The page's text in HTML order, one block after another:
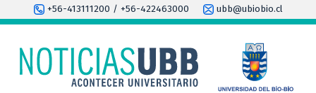
+56-413111200 / +56-422463000 ubb@ubiobio.cl